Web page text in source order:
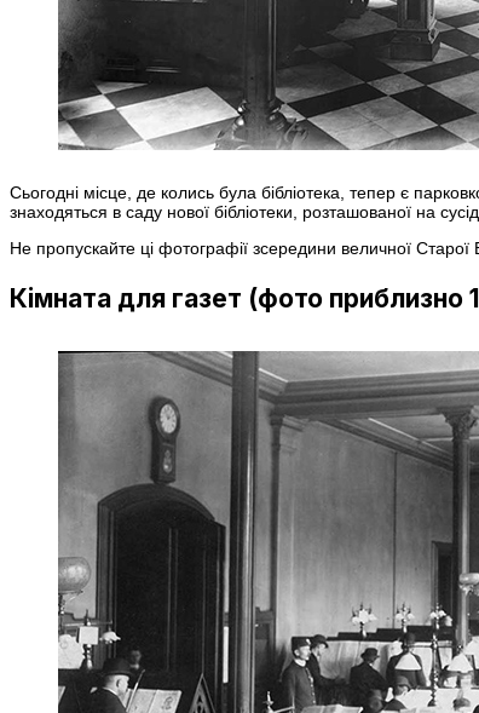
Сьогодні місце, де колись була бібліотека, тепер є
знаходяться в саду нової бібліотеки, розташованої на
Не пропускайте ці фотографії зсередини величної Старої
Кімната для газет (фото приблизно